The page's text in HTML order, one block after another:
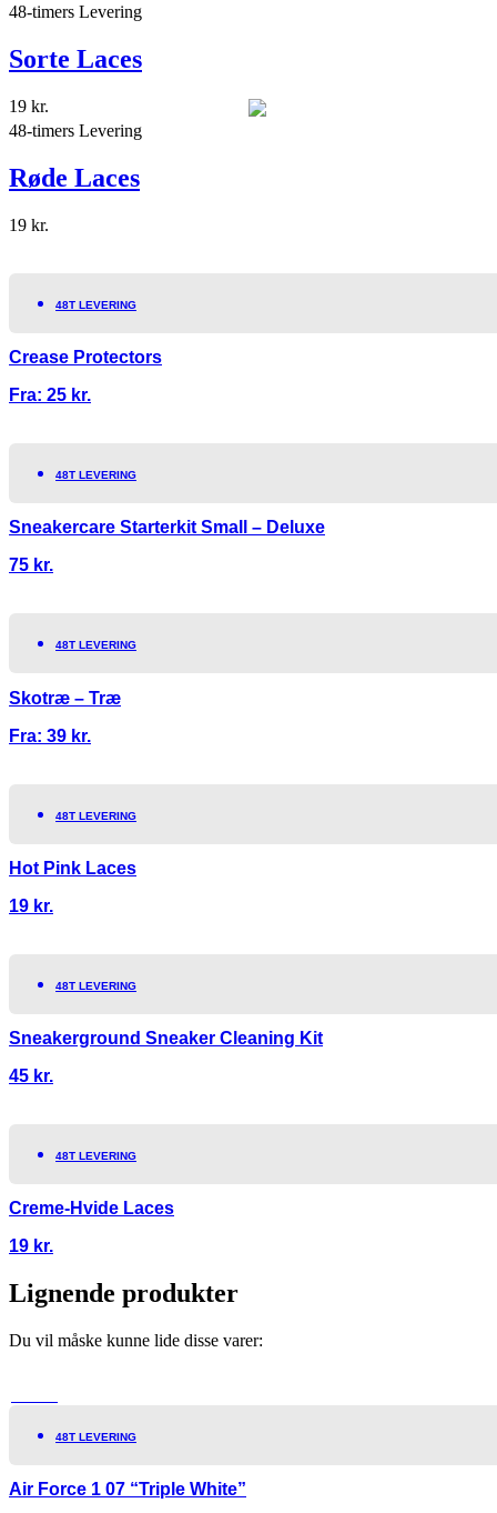
48-timers Levering
Sorte Laces
19 kr.
48-timers Levering
Røde Laces
19 kr.
48T LEVERING
Crease Protectors
Fra: 25 kr.
48T LEVERING
Sneakercare Starterkit Small – Deluxe
75 kr.
48T LEVERING
Skotræ – Træ
Fra: 39 kr.
48T LEVERING
Hot Pink Laces
19 kr.
48T LEVERING
Sneakerground Sneaker Cleaning Kit
45 kr.
48T LEVERING
Creme-Hvide Laces
19 kr.
Lignende produkter
Du vil måske kunne lide disse varer:
48T LEVERING
Air Force 1 07 “Triple White”